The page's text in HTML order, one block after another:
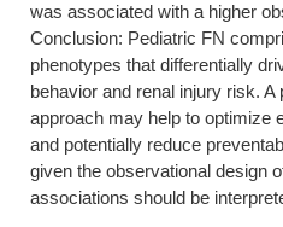
was associated with a higher
Conclusion: Pediatric FN
phenotypes that differentially
behavior and renal injury risk. A
approach may help to optimize
and potentially reduce
given the observational design
associations should be